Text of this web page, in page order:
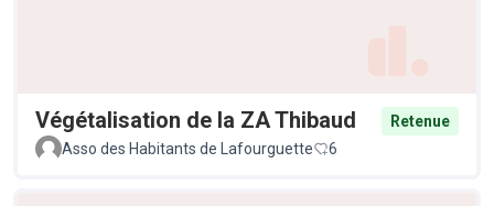
Végétalisation de la ZA Thibaud
Retenue
Asso des Habitants de Lafourguette
6